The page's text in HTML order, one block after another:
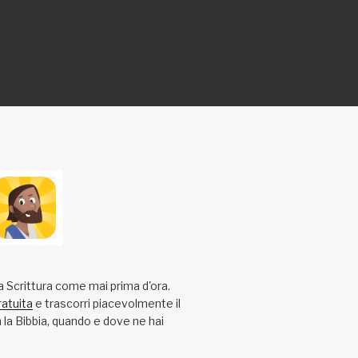
Scrittura come mai prima d'ora.
e trascorri piacevolmente il
Bibbia, quando e dove ne hai